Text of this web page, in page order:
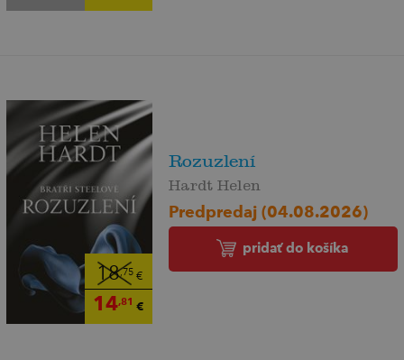
18,75€
14,81 €
Rozuzlení
Hardt Helen
Predpredaj (04.08.2026)
pridať do košíka